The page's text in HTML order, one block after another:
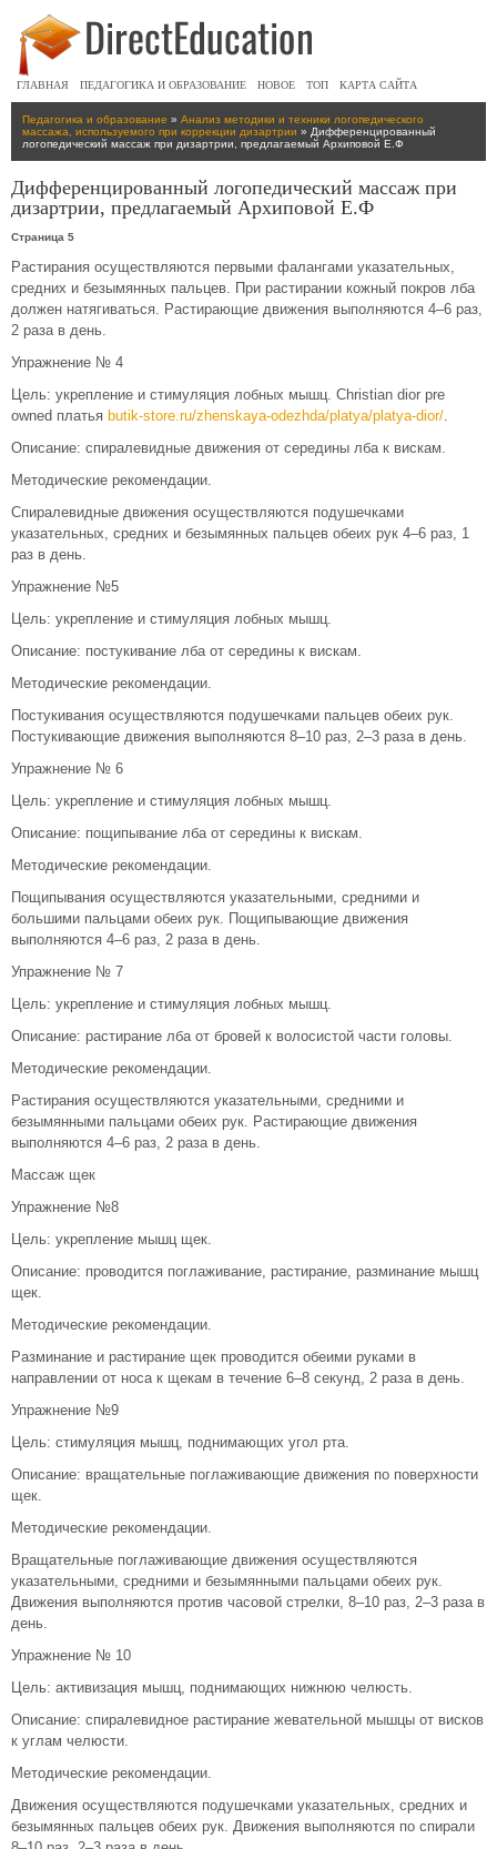
ГЛАВНАЯ ПЕДАГОГИКА И ОБРАЗОВАНИЕ НОВОЕ ТОП КАРТА САЙТА
Педагогика и образование » Анализ методики и техники логопедического
массажа, используемого при коррекции дизартрии » Дифференцированный
логопедический массаж при дизартрии, предлагаемый Архиповой Е.Ф
Дифференцированный логопедический массаж при
дизартрии, предлагаемый Архиповой Е.Ф
Страница 5
Растирания осуществляются первыми фалангами указательных,
средних и безымянных пальцев. При растирании кожный покров лба
должен натягиваться. Растирающие движения выполняются 4–6 раз,
2 раза в день.
Упражнение № 4
Цель: укрепление и стимуляция лобных мышц. Christian dior pre
owned платья butik-store.ru/zhenskaya-odezhda/platya/platya-dior/.
Описание: спиралевидные движения от середины лба к вискам.
Методические рекомендации.
Спиралевидные движения осуществляются подушечками
указательных, средних и безымянных пальцев обеих рук 4–6 раз, 1
раз в день.
Упражнение №5
Цель: укрепление и стимуляция лобных мышц.
Описание: постукивание лба от середины к вискам.
Методические рекомендации.
Постукивания осуществляются подушечками пальцев обеих рук.
Постукивающие движения выполняются 8–10 раз, 2–3 раза в день.
Упражнение № 6
Цель: укрепление и стимуляция лобных мышц.
Описание: пощипывание лба от середины к вискам.
Методические рекомендации.
Пощипывания осуществляются указательными, средними и
большими пальцами обеих рук. Пощипывающие движения
выполняются 4–6 раз, 2 раза в день.
Упражнение № 7
Цель: укрепление и стимуляция лобных мышц.
Описание: растирание лба от бровей к волосистой части головы.
Методические рекомендации.
Растирания осуществляются указательными, средними и
безымянными пальцами обеих рук. Растирающие движения
выполняются 4–6 раз, 2 раза в день.
Массаж щек
Упражнение №8
Цель: укрепление мышц щек.
Описание: проводится поглаживание, растирание, разминание мышц
щек.
Методические рекомендации.
Разминание и растирание щек проводится обеими руками в
направлении от носа к щекам в течение 6–8 секунд, 2 раза в день.
Упражнение №9
Цель: стимуляция мышц, поднимающих угол рта.
Описание: вращательные поглаживающие движения по поверхности
щек.
Методические рекомендации.
Вращательные поглаживающие движения осуществляются
указательными, средними и безымянными пальцами обеих рук.
Движения выполняются против часовой стрелки, 8–10 раз, 2–3 раза в
день.
Упражнение № 10
Цель: активизация мышц, поднимающих нижнюю челюсть.
Описание: спиралевидное растирание жевательной мышцы от висков
к углам челюсти.
Методические рекомендации.
Движения осуществляются подушечками указательных, средних и
безымянных пальцев обеих рук. Движения выполняются по спирали